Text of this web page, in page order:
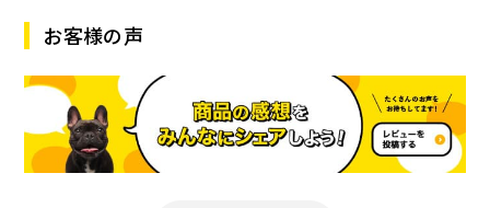
お客様の声